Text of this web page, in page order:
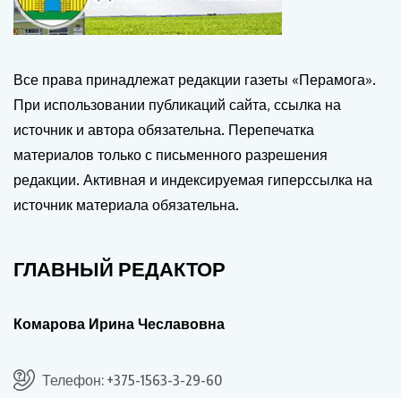
Все права принадлежат редакции газеты «Перамога».
При использовании публикаций сайта, ссылка на
источник и автора обязательна. Перепечатка
материалов только с письменного разрешения
редакции. Активная и индексируемая гиперссылка на
источник материала обязательна.
ГЛАВНЫЙ РЕДАКТОР
Комарова Ирина Чеславовна
Телефон: +375-1563-3-29-60